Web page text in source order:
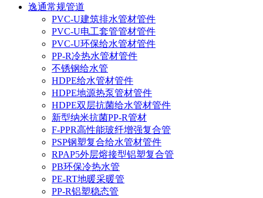
逸通常规管道
PVC-U建筑排水管材管件
PVC-U电工套管管材管件
PVC-U环保给水管材管件
PP-R冷热水管材管件
不锈钢给水管
HDPE给水管材管件
HDPE地源热泵管材管件
HDPE双层抗菌给水管材管件
新型纳米抗菌PP-R管材
F-PPR高性能玻纤增强复合管
PSP钢塑复合给水管材管件
RPAP5外层熔接型铝塑复合管
PB环保冷热水管
PE-RT地暖采暖管
PP-R铝塑稳态管